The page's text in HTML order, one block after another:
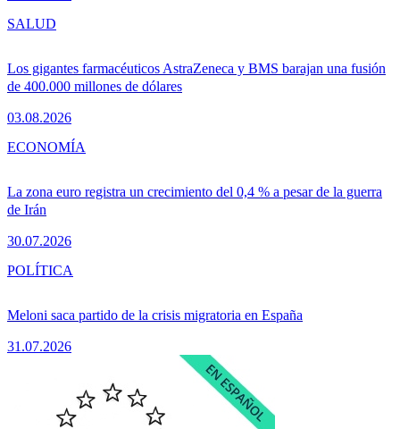
Los gigantes farmacéuticos AstraZeneca y BMS barajan una fusión
de 400.000 millones de dólares
03.08.2026
SALUD
La zona euro registra un crecimiento del 0,4 % a pesar de la guerra
de Irán
30.07.2026
ECONOMÍA
Meloni saca partido de la crisis migratoria en España
31.07.2026
POLÍTICA